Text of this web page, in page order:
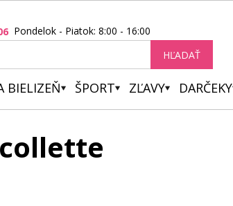
Pondelok - Piatok: 8:00 - 16:00
HĽADAŤ
BIELIZEŇ ŠPORT ZĽAVY DARČEKY